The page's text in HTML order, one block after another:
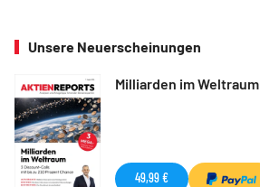
Unsere Neuerscheinungen
Milliarden im Weltraum
49,99 €